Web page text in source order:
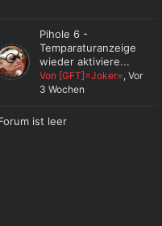
Pihole 6 -
Temparaturanzeige
wieder aktiviere...
Von [GFT]=Joker=, Vor
3 Wochen
ist leer